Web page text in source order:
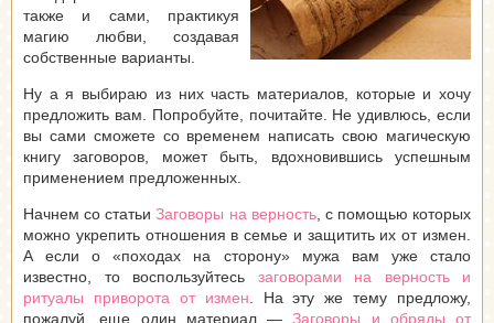
также и сами, практикуя
магию любви, создавая
собственные варианты.
Ну а я выбираю из них часть материалов, которые и хочу
предложить вам. Попробуйте, почитайте. Не удивлюсь, если
вы сами сможете со временем написать свою магическую
книгу заговоров, может быть, вдохновившись успешным
применением предложенных.
Начнем со статьиЗаговоры на верность, с помощью которых
можно укрепить отношения в семье и защитить их от измен.
А если о «походах на сторону» мужа вам уже стало
известно, то воспользуйтесь заговорами на верность и
ритуалы приворота от измен . На эту же тему предложу,
пожалуй, еще один материал —Заговоры и обряды от